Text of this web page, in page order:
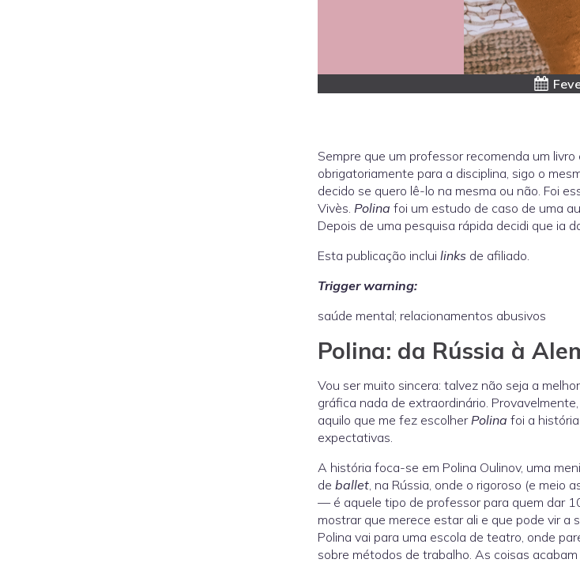
Sempre que um professor recomenda um
obrigatoriamente para a disciplina, sigo o
decido se quero lê-lo na mesma ou não. Foi
Vivès. Polina foi um estudo de caso de uma
Depois de uma pesquisa rápida decidi que ia
Esta publicação inclui links de afiliado.
Trigger warning:
saúde mental; relacionamentos abusivos
Polina: da Rússia à
Vou ser muito sincera: talvez não seja a
gráfica nada de extraordinário.
aquilo que me fez escolherPolina foi a
expectativas.
A história foca-se em Polina Oulinov, uma
de ballet, na Rússia, onde o rigoroso (e meio
— é aquele tipo de professor para quem dar
mostrar que merece estar ali e que pode vir a
Polina vai para uma escola de teatro, onde
sobre métodos de trabalho. As coisas